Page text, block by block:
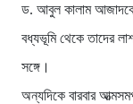
ড. আবুল কালাম
বধ্যভূমি থেকে তাদের
সঙ্গে।
অন্যদিকে বারবার